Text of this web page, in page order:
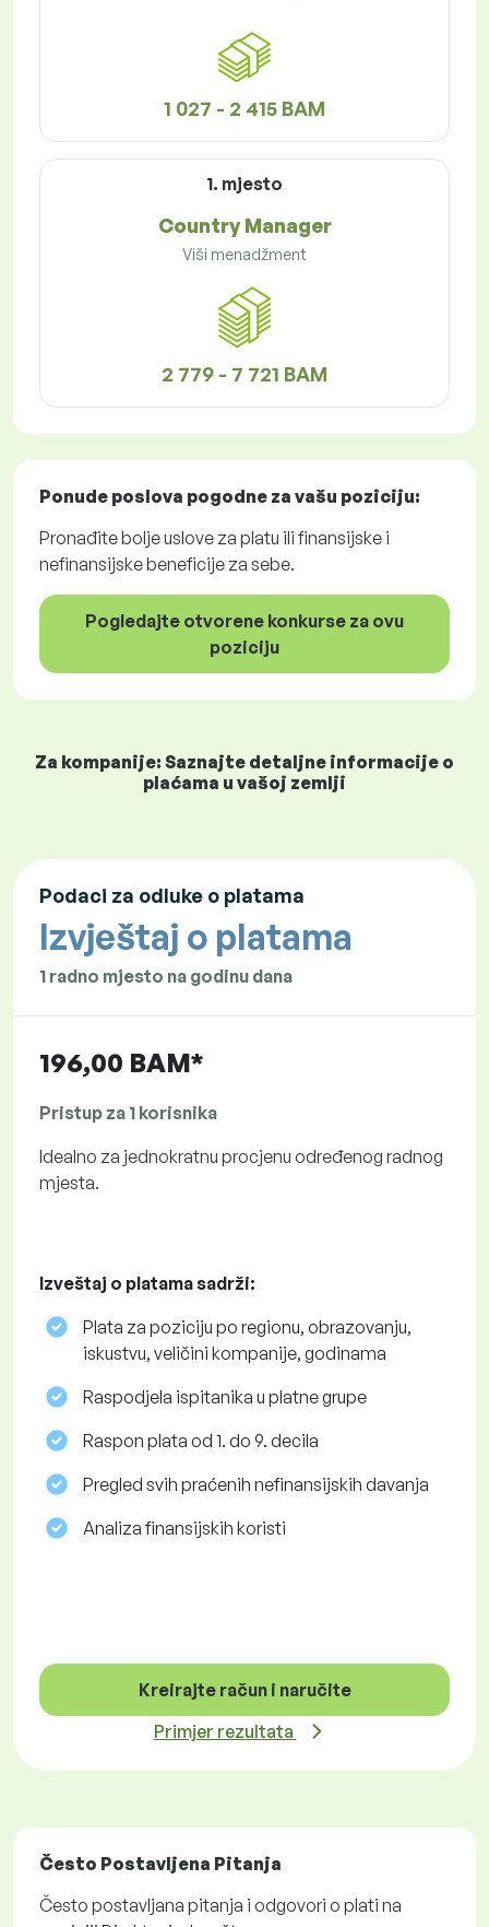
1 027 - 2 415 BAM
1. mjesto
Country Manager
Viši menadžment
2 779 - 7 721 BAM
Ponude poslova pogodne za vašu poziciju:
Pronađite bolje uslove za platu ili finansijske i
nefinansijske beneficije za sebe.
Pogledajte otvorene konkurse za ovu
poziciju
Za kompanije: Saznajte detaljne informacije o
plaćama u vašoj zemlji
Podaci za odluke o platama
Izvještaj o platama
1 radno mjesto na godinu dana
196,00 BAM*
Pristup za 1 korisnika
Idealno za jednokratnu procjenu određenog radnog
mjesta.
Izveštaj o platama sadrži:
Plata za poziciju po regionu, obrazovanju,
iskustvu, veličini kompanije, godinama
Raspodjela ispitanika u platne grupe
Raspon plata od 1. do 9. decila
Pregled svih praćenih nefinansijskih davanja
Analiza finansijskih koristi
Kreirajte račun i naručite
Primjer rezultata
Često Postavljena Pitanja
Često postavljana pitanja i odgovori o plati na